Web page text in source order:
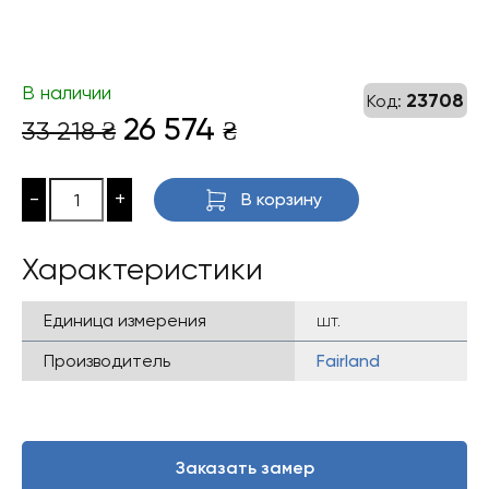
Код: 23708
В наличии
33 218₴ Первоначальная
составляла
33
218 ₴.
26 574 ₴Текущая
26
574 ₴.
- + В корзину
Характеристики
Единица измерения
шт.
Производитель
Fairland
Заказать замер